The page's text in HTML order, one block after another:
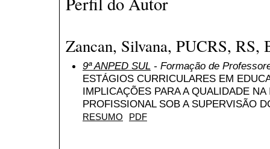
Zancan, Silvana, PUCRS,
9ª ANPED SUL - Formação de
ESTÁGIOS CURRICULARES EM
IMPLICAÇÕES PARA A QUALIDADE
PROFISSIONAL SOB A SUPERVISÃO
RESUMO PDF